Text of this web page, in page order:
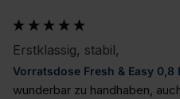
Erstklassig, stabil,
Vorratsdose Fresh & Easy 0,8
wunderbar zu handhaben,